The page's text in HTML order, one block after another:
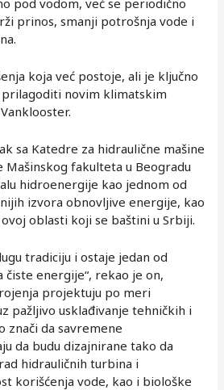
prinos, smanji potrošnja vode i
koja već postoje, ali je ključno
novim klimatskim
sa Katedre za hidraulične mašine
fakulteta u Beogradu
hidroenergije kao jednom od
izvora obnovljive energije, kao
oblasti koji se baštini u Srbiji.
tradiciju i ostaje jedan od
čiste energije“, rekao je on,
projektuju po meri
pažljivo usklađivanje tehničkih i
znači da savremene
da budu dizajnirane tako da
hidrauličnih turbina i
korišćenja vode, kao i biološke